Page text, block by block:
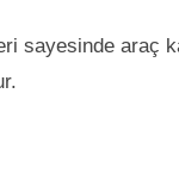
sayesinde araç